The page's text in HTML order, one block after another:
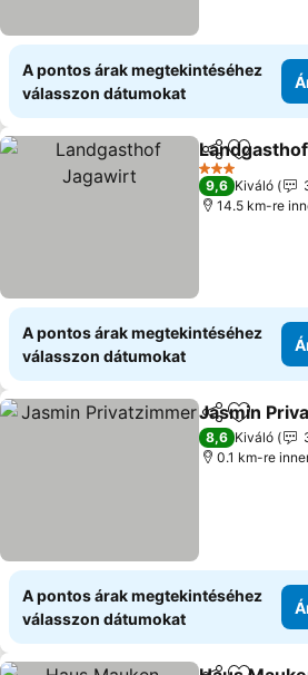
A pontos árak megtekintéséhez
válasszon dátumokat
Megosztás
3 Kategória
9,6 Kiváló
14.5 km-re
A pontos árak megtekintéséhez
válasszon dátumokat
Megosztás
Jasmin
8,6 Kiváló
0.1 km-re
A pontos árak megtekintéséhez
válasszon dátumokat